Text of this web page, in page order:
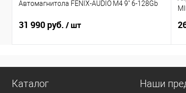
Автомагнитола FENIX-AUDIO M4 9" 6-128Gb
31 990 руб. / шт
Каталог Наши